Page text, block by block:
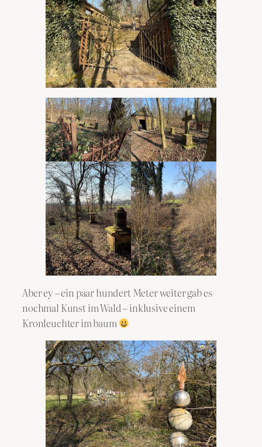
Aber ey – ein paar hundert Meter weiter gab es
nochmal Kunst im Wald – inklusive einem
Kronleuchter im baum